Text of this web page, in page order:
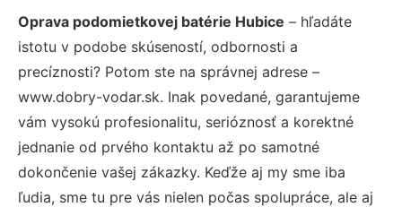
Oprava podomietkovej batérie Hubice – hľadáte
istotu v podobe skúseností, odbornosti a
precíznosti? Potom ste na správnej adrese –
www.dobry-vodar.sk. Inak povedané, garantujeme
vám vysokú profesionalitu, serióznosť a korektné
jednanie od prvého kontaktu až po samotné
dokončenie vašej zákazky. Keďže aj my sme iba
ľudia, sme tu pre vás nielen počas spolupráce, ale aj